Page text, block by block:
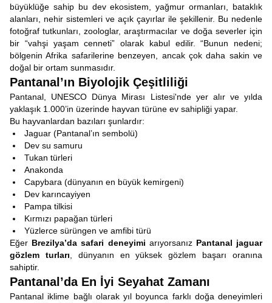
büyüklüğe sahip bu dev ekosistem, yağmur ormanları, bataklık
alanları, nehir sistemleri ve açık çayırlar ile şekillenir. Bu nedenle
fotoğraf tutkunları, zoologlar, araştırmacılar ve doğa severler için
bir “vahşi yaşam cenneti” olarak kabul edilir. “Bunun nedeni;
bölgenin Afrika safarilerine benzeyen, ancak çok daha sakin ve
doğal bir ortam sunmasıdır.
Pantanal’ın Biyolojik Çeşitliliği
Pantanal, UNESCO Dünya Mirası Listesi'nde yer alır ve yılda
yaklaşık 1.000’in üzerinde hayvan türüne ev sahipliği yapar.
Bu hayvanlardan bazıları şunlardır:
Jaguar (Pantanal’ın sembolü)
Dev su samuru
Tukan türleri
Anakonda
Capybara (dünyanın en büyük kemirgeni)
Dev karıncayiyen
Pampa tilkisi
Kırmızı papağan türleri
Yüzlerce sürüngen ve amfibi türü
Eğer Brezilya’da safari deneyimi arıyorsanız Pantanal jaguar
gözlem turları , dünyanın en yüksek gözlem başarı oranına
sahiptir.
Pantanal’da En İyi Seyahat Zamanı
Pantanal iklime bağlı olarak yıl boyunca farklı doğa deneyimleri